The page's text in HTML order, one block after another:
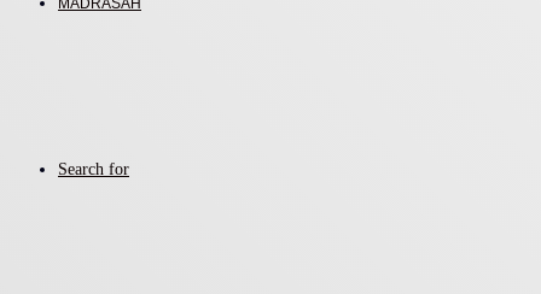
MADRASAH
Search for